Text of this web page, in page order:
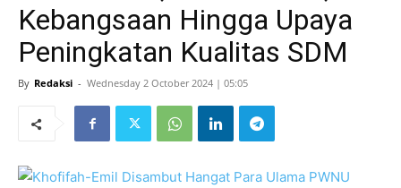
Kebangsaan Hingga Upaya
Peningkatan Kualitas SDM
By Redaksi - Wednesday 2 October 2024 | 05:05